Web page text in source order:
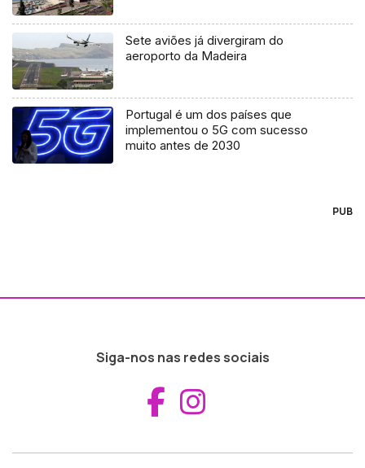
Sete aviões já divergiram do
aeroporto da Madeira
Portugal é um dos países que
implementou o 5G com sucesso
muito antes de 2030
PUB
Siga-nos nas redes sociais
Aceder ao